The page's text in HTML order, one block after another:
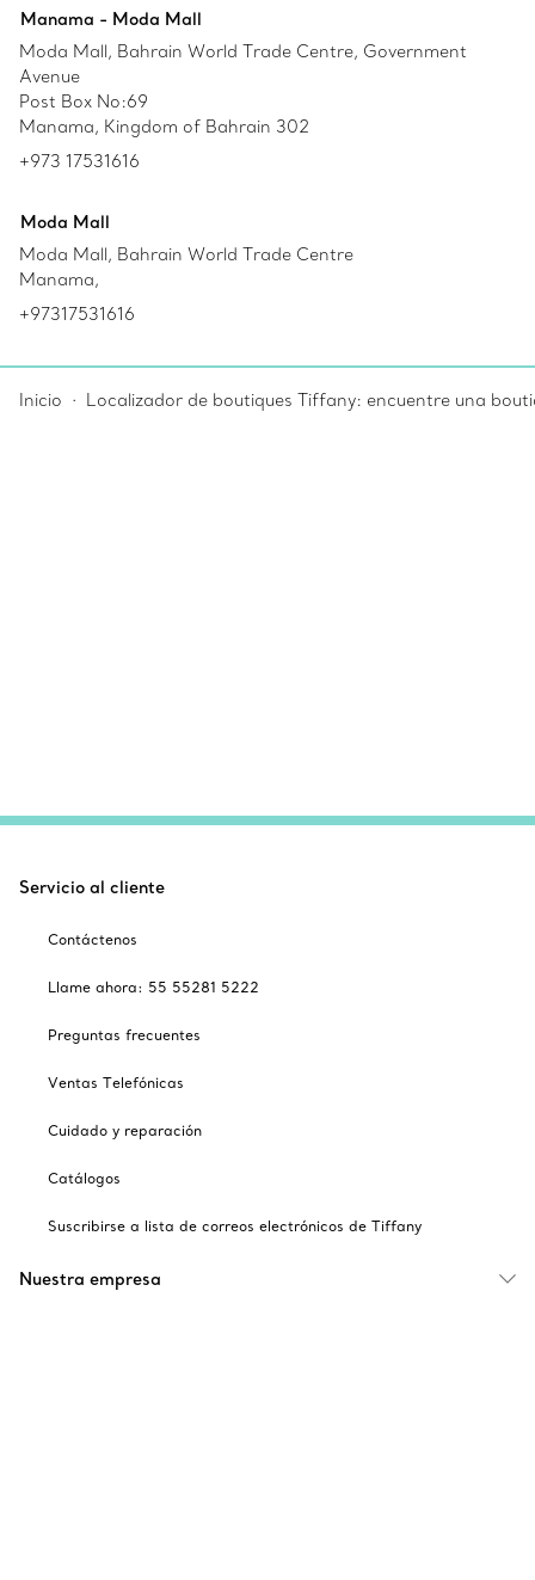
Manama - Moda Mall
Moda Mall, Bahrain World Trade Centre, Government
Avenue
Post Box No:69
Manama, Kingdom of Bahrain 302
+973 17531616
Moda Mall
Moda Mall, Bahrain World Trade Centre
Manama,
+97317531616
Inicio Localizador de boutiques Tiffany: encuentre una
Servicio al cliente
Contáctenos
Llame ahora: 55 55281 5222
Preguntas frecuentes
Ventas Telefónicas
Cuidado y reparación
Catálogos
Suscribirse a lista de correos electrónicos de Tiffany
Nuestra empresa